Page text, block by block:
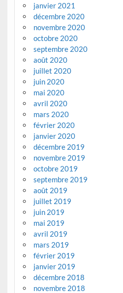
janvier 2021
décembre 2020
novembre 2020
octobre 2020
septembre 2020
août 2020
juillet 2020
juin 2020
mai 2020
avril 2020
mars 2020
février 2020
janvier 2020
décembre 2019
novembre 2019
octobre 2019
septembre 2019
août 2019
juillet 2019
juin 2019
mai 2019
avril 2019
mars 2019
février 2019
janvier 2019
décembre 2018
novembre 2018